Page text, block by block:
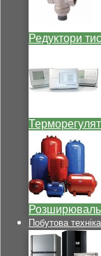
Редуктори
Побутова техніка